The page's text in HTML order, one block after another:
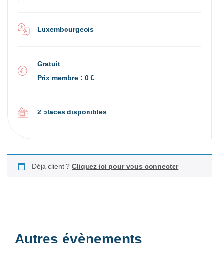
Luxembourgeois
Gratuit
Prix membre : 0 €
2 places disponibles
Déjà client ?Cliquez ici pour vous connecter
Autres évènements